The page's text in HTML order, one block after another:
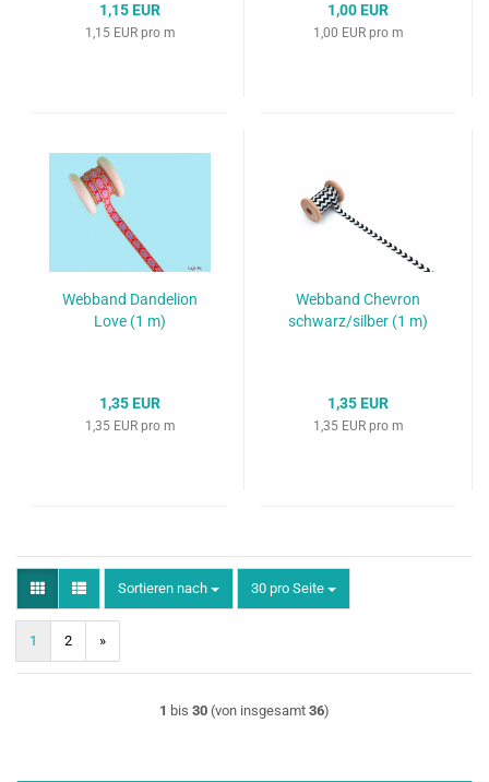
1,15 EUR
1,15 EUR pro m
1,00 EUR
1,00 EUR pro m
Webband Dandelion
Love (1 m)
1,35 EUR
1,35 EUR pro m
Webband Chevron
schwarz/silber (1 m)
1,35 EUR
1,35 EUR pro m
Sortieren nach
Sortieren nach 30 pro Seite
pro Seite
1 2 »
1 bis 30 (von insgesamt 36)